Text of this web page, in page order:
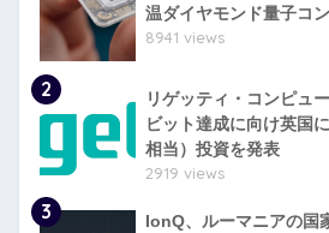
温ダイヤモンド量子コ
8941 views
2
リゲッティ・コンピュ
ビット達成に向け英国
相当）投資を発表
2919 views
3
IonQ、ルーマニアの国